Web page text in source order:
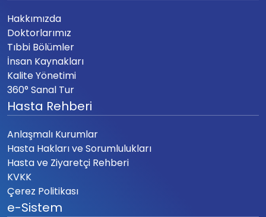
Hakkımızda
Doktorlarımız
Tıbbi Bölümler
İnsan Kaynakları
Kalite Yönetimi
360° Sanal Tur
Hasta Rehberi
Anlaşmalı Kurumlar
Hasta Hakları ve Sorumlulukları
Hasta ve Ziyaretçi Rehberi
KVKK
Çerez Politikası
e-Sistem